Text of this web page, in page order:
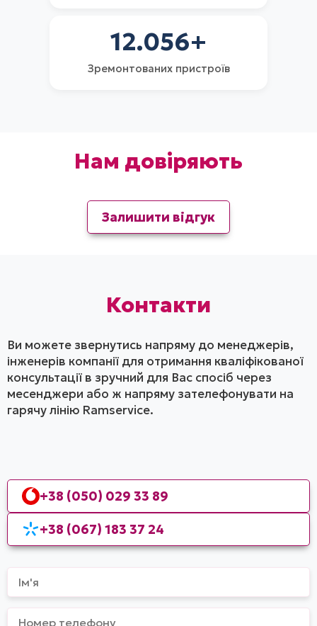
12.056+
Зремонтованих пристроїв
Нам довіряють
Залишити відгук
Контакти
Ви можете звернутись напряму до менеджерів,
інженерів компанії для отримання кваліфікованої
консультації в зручний для Вас спосіб через
месенджери або ж напряму зателефонувати на
гарячу лінію Ramservice.
+38 (050) 029 33 89
+38 (067) 183 37 24